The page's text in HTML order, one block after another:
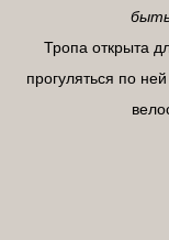
Тропа открыта
прогуляться по